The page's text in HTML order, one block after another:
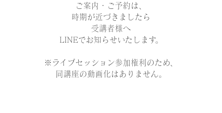
ご案内・ご予約は、
時期が近づきましたら
受講者様へ
LINEでお知らせいたします。
※ライブセッション参加権利のため、
同講座の動画化はありません。